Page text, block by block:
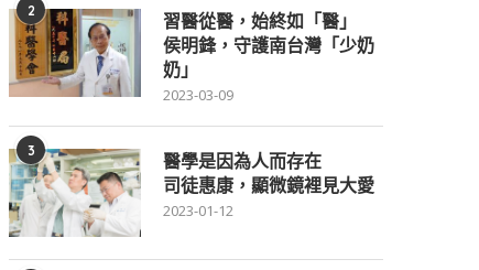
2
習醫從醫，始終如「醫」
侯明鋒，守護南台灣「少奶
奶」
2023-03-09
3
醫學是因為人而存在
司徒惠康，顯微鏡裡見大愛
2023-01-12